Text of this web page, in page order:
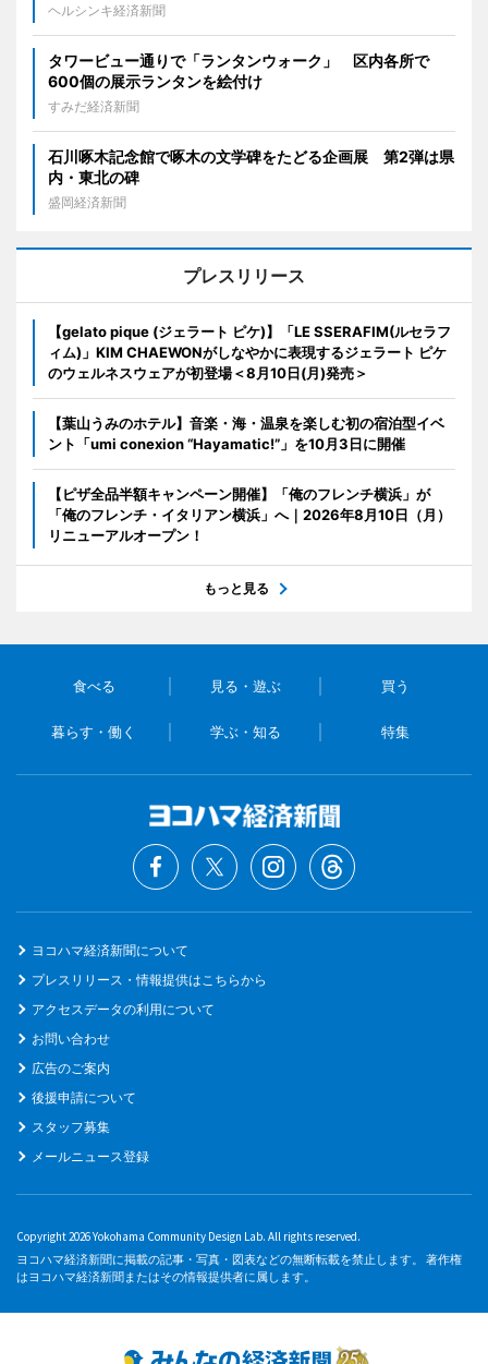
ヘルシンキ経済新聞
タワービュー通りで「ランタンウォーク」 区内各所で
600個の展示ランタンを絵付け
すみだ経済新聞
石川啄木記念館で啄木の文学碑をたどる企画展 第2弾は県
内・東北の碑
盛岡経済新聞
プレスリリース
【gelato pique (ジェラート ピケ)】「LE SSERAFIM(ルセラフ
ィム)」KIM CHAEWONがしなやかに表現するジェラート ピケ
のウェルネスウェアが初登場＜8月10日(月)発売＞
【葉山うみのホテル】音楽・海・温泉を楽しむ初の宿泊型イベ
ント「umi conexion “Hayamatic!”」を10月3日に開催
【ピザ全品半額キャンペーン開催】「俺のフレンチ横浜」が
「俺のフレンチ・イタリアン横浜」へ｜2026年8月10日（月）
リニューアルオープン！
もっと見る
食べる 見る・遊ぶ 買う
暮らす・働く 学ぶ・知る 特集
ヨコハマ経済新聞について
プレスリリース・情報提供はこちらから
アクセスデータの利用について
お問い合わせ
広告のご案内
後援申請について
スタッフ募集
メールニュース登録
Copyright 2026 Yokohama Community Design Lab. All rights reserved.
ヨコハマ経済新聞に掲載の記事・写真・図表などの無断転載を禁止します。 著作権
はヨコハマ経済新聞またはその情報提供者に属します。